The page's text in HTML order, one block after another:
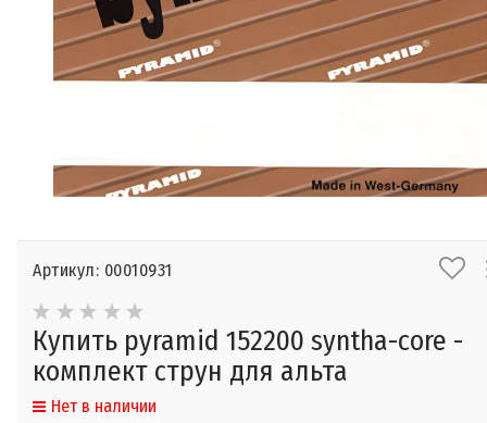
Артикул: 00010931
Купить pyramid 152200 syntha-core -
комплект струн для альта
Нет в наличии